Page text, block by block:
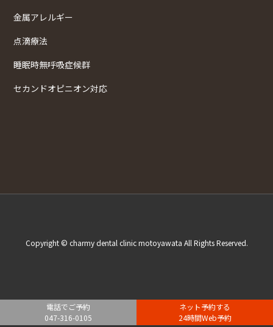
金属アレルギー
点滴療法
睡眠時無呼吸症候群
セカンドオピニオン対応
Copyright © charmy dental clinic motoyawata All Rights Reserved.
電話でご予約
047-316-0105
ネット予約する
24時間Web予約